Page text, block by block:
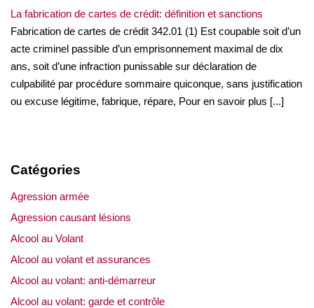
La fabrication de cartes de crédit: définition et sanctions
Fabrication de cartes de crédit 342.01 (1) Est coupable soit d’un
acte criminel passible d’un emprisonnement maximal de dix
ans, soit d’une infraction punissable sur déclaration de
culpabilité par procédure sommaire quiconque, sans justification
ou excuse légitime, fabrique, répare, Pour en savoir plus [...]
Catégories
Agression armée
Agression causant lésions
Alcool au Volant
Alcool au volant et assurances
Alcool au volant: anti-démarreur
Alcool au volant: garde et contrôle